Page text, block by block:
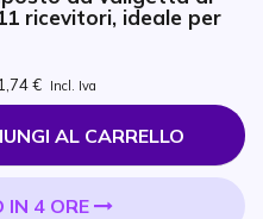
ricevitori, ideale per
€ Incl. Iva
AL CARRELLO
IN 4 ORE